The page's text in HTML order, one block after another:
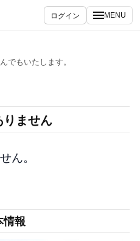
ログイン MENU
でもいたします。
ません
ん。
情報